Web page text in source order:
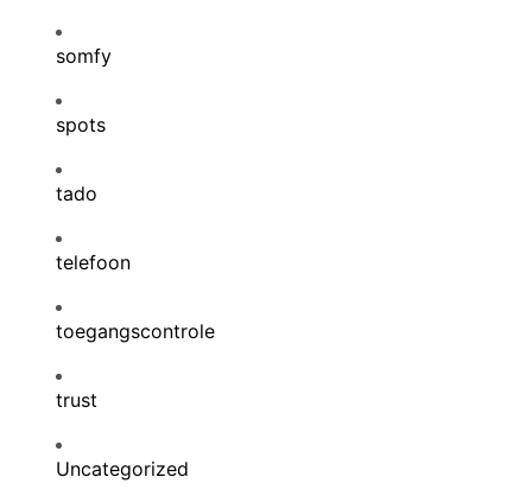
somfy
spots
tado
telefoon
toegangscontrole
trust
Uncategorized